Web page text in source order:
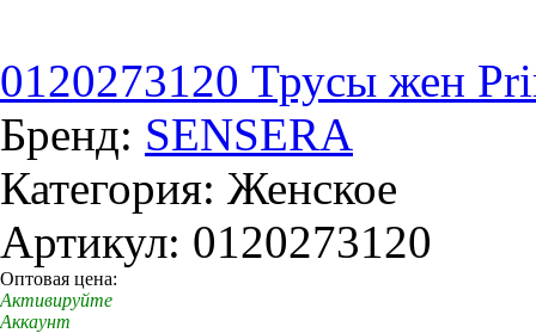
0120273120 Трусы жен
Бренд: SENSERA
Категория: Женское
Артикул: 0120273120
Оптовая цена:
Активируйте
Аккаунт